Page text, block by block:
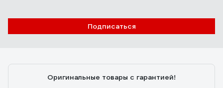
Подписаться
Оригинальные товары с гарантией!